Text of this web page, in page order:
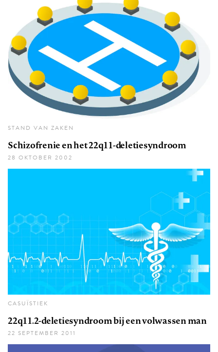
STAND VAN ZAKEN
Schizofrenie en het 22q11-deletiesyndroom
28 OKTOBER 2002
CASUÏSTIEK
22q11.2-deletiesyndroom bij een volwassen man
22 SEPTEMBER 2011